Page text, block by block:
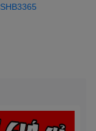
SHB3365